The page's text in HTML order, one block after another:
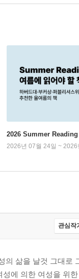
2026 Summer Reading
2026년 07월 24일 ~ 2026
관심작
의 삶을 날것 그대로
에 의한 여성을 위한